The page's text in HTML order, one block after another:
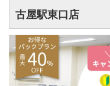
古屋駅東口店